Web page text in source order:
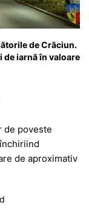
de Crăciun.
iarnă în valoare
de poveste
de aproximativ